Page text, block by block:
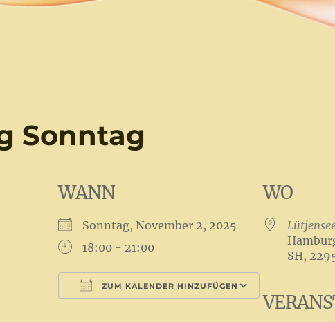
Sonntag
WANN
Sonntag, November 2, 2025
18:00 - 21:00
ZUM KALENDER HINZUFÜGEN
Outlook Live
WO
SH,